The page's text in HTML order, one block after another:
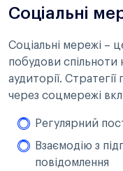
Соціальні
Соціальні мережі –
побудови спільноти
аудиторії.
через соцмережі
Регулярний
Взаємодію з
повідомлення